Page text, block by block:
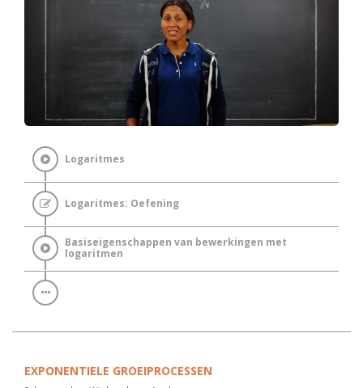
Logaritmes
Logaritmes: Oefening
Basiseigenschappen van bewerkingen met
logaritmen
EXPONENTIELE GROEIPROCESSEN